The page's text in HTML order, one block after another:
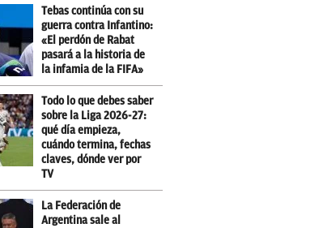
Tebas continúa con su
guerra contra Infantino:
«El perdón de Rabat
pasará a la historia de
la infamia de la FIFA»
Todo lo que debes saber
sobre la Liga 2026-27:
qué día empieza,
cuándo termina, fechas
claves, dónde ver por
TV
La Federación de
Argentina sale al